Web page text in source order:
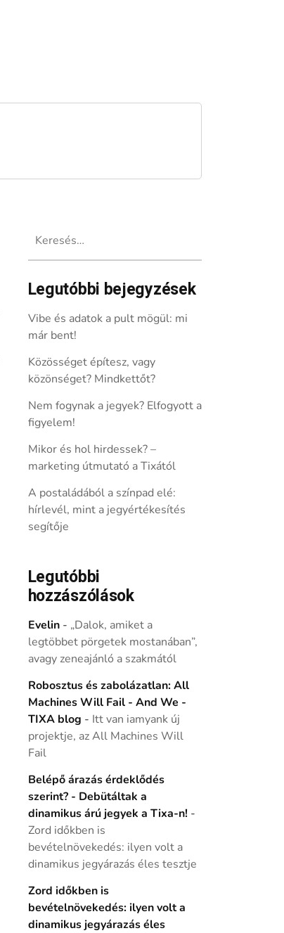
Legutóbbi bejegyzések
Vibe és adatok a pult mögül: mi
már bent!
Közösséget építesz, vagy
közönséget? Mindkettőt?
Nem fogynak a jegyek? Elfogyott a
figyelem!
Mikor és hol hirdessek? –
marketing útmutató a Tixától
A postaládából a színpad elé:
hírlevél, mint a jegyértékesítés
segítője
Legutóbbi
hozzászólások
Evelin- „Dalok, amiket a
legtöbbet pörgetek mostanában”,
avagy zeneajánló a szakmától
Robosztus és zabolázatlan: All
Machines Will Fail - And We -
TIXA blog - Itt van iamyank új
projektje, az All Machines Will
Fail
Belépő árazás érdeklődés
szerint? - Debütáltak a
dinamikus árú jegyek a Tixa-n! -
Zord időkben is
bevételnövekedés: ilyen volt a
dinamikus jegyárazás éles tesztje
Zord időkben is
bevételnövekedés: ilyen volt a
dinamikus jegyárazás éles